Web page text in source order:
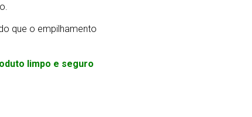
que o empilhamento
limpo e seguro